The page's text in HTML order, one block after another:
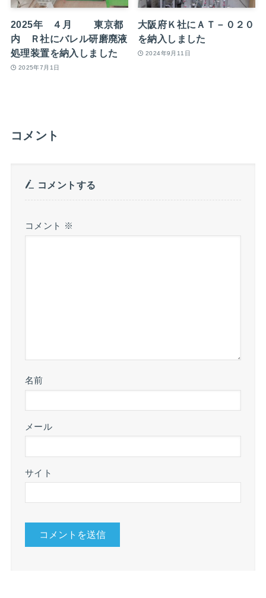
2025年 ４月 東京都
内 Ｒ社にバレル研磨廃液
処理装置を納入しました
2025年7月1日
大阪府Ｋ社にＡＴ－０２０
を納入しました
2024年9月11日
コメント
コメントする
コメント ※
名前
メール
サイト